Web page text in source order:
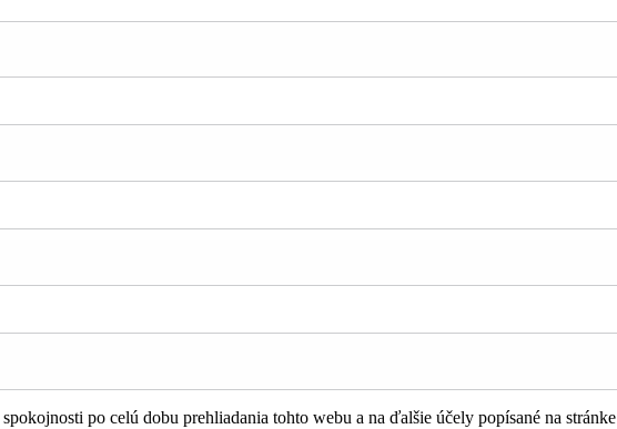
po celú dobu prehliadania tohto webu a na ďalšie účely popísané na stránke